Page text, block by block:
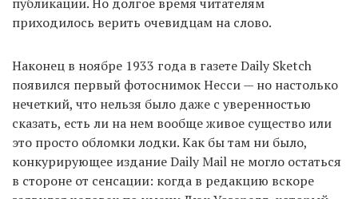
приходилось верить очевидцам на слово.
Наконец в ноябре 1933 года в газете Daily Sketch
появился первый фотоснимок Несси — но настолько
нечеткий, что нельзя было даже с уверенностью
сказать, есть ли на нем вообще живое существо или
это просто обломки лодки. Как бы там ни было,
конкурирующее издание Daily Mail не могло остаться
в стороне от сенсации: когда в редакцию вскоре